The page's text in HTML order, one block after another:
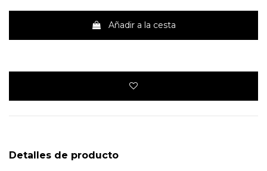
Añadir a la cesta
Detalles de producto